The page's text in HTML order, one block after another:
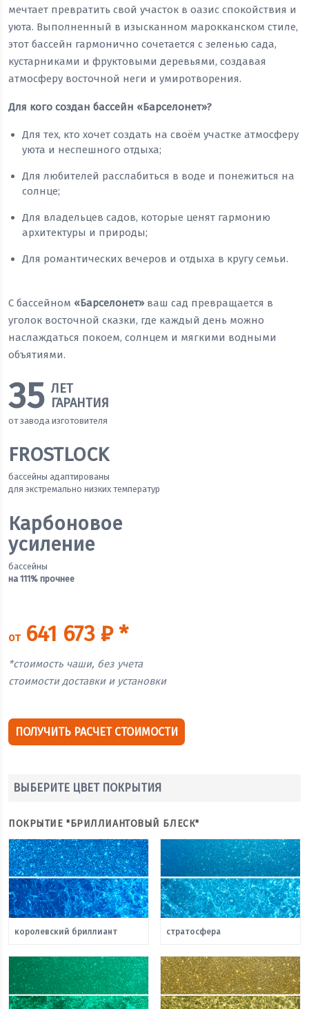
мечтает превратить свой участок в оазис спокойствия и
уюта. Выполненный в изысканном марокканском стиле,
этот бассейн гармонично сочетается с зеленью сада,
кустарниками и фруктовыми деревьями, создавая
атмосферу восточной неги и умиротворения.
Для кого создан бассейн «Барселонет»?
Для тех, кто хочет создать на своём участке атмосферу
уюта и неспешного отдыха;
Для любителей расслабиться в воде и понежиться на
солнце;
Для владельцев садов, которые ценят гармонию
архитектуры и природы;
Для романтических вечеров и отдыха в кругу семьи.
С бассейном «Барселонет» ваш сад превращается в
уголок восточной сказки, где каждый день можно
наслаждаться покоем, солнцем и мягкими водными
объятиями.
35 ЛЕТ
ГАРАНТИЯ
от завода изготовителя
FROSTLOCK
бассейны адаптированы
для экстремально низких температур
Карбоновое
усиление
бассейны
на 111% прочнее
от641 673 ₽ *
*стоимость чаши, без учета
стоимости доставки и установки
ПОЛУЧИТЬ РАСЧЕТ СТОИМОСТИ
ВЫБЕРИТЕ ЦВЕТ ПОКРЫТИЯ
ПОКРЫТИЕ "БРИЛЛИАНТОВЫЙ БЛЕСК"
королевский бриллиант стратосфера